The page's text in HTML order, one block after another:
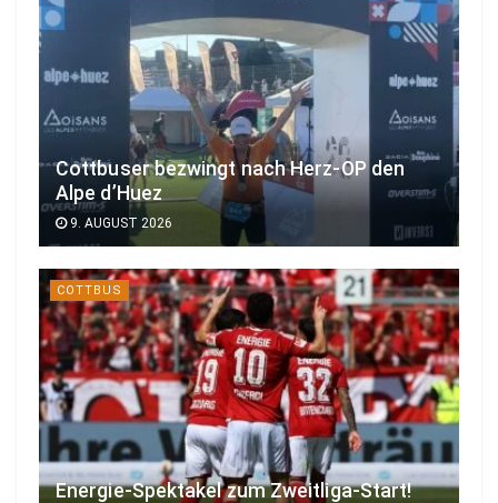
Cottbuser bezwingt nach Herz-OP den
Alpe d’Huez
9. AUGUST 2026
COTTBUS
Energie-Spektakel zum Zweitliga-Start!